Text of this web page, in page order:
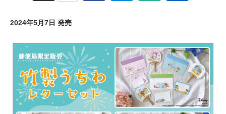
2024年5月7日 発売